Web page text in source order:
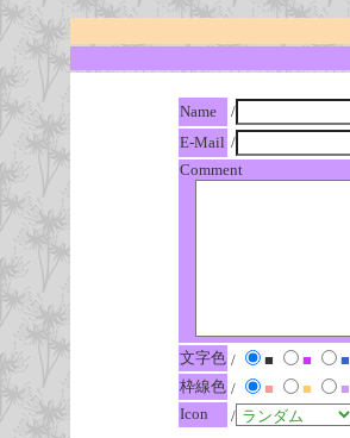
Name
/
E-Mail /
Comment
文字色 / ■ ■ ■
枠線色 / ■ ■ ■
Icon
/